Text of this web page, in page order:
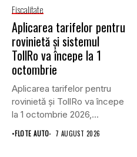
Fiscalitate
Aplicarea tarifelor pentru
rovinietă și sistemul
TollRo va începe la 1
octombrie
Aplicarea tarifelor pentru
rovinietă și TollRo va începe
la 1 octombrie 2026,...
•FLOTE AUTO 7 AUGUST 2026